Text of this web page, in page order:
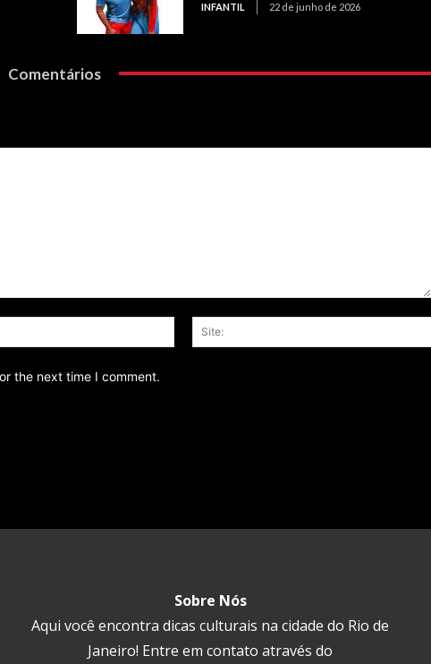
INFANTIL 22 de junho de 2026
Comentários
Email:*
the next time I comment.
Sobre Nós
Aqui você encontra dicas culturais na cidade do Rio de
Janeiro! Entre em contato através do